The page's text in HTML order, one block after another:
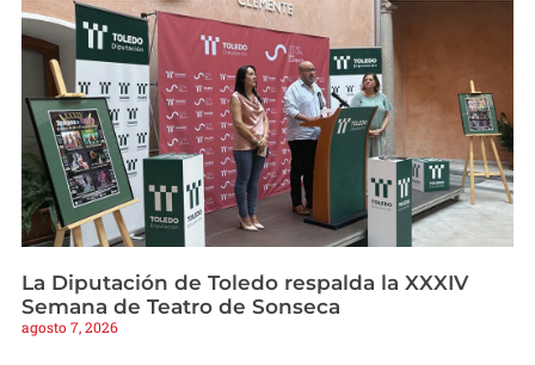
La Diputación de Toledo respalda la XXXIV
Semana de Teatro de Sonseca
agosto 7, 2026